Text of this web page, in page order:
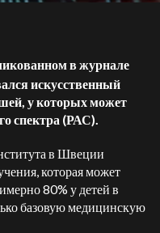
в журнале
искусственный
у которых может
спектра (РАС).
в Швеции
которая может
80% у детей в
базовую медицинскую